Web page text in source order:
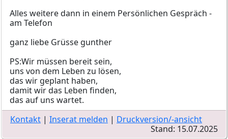
Alles weitere dann in einem Persönlichen Gespräch -
am Telefon
ganz liebe Grüsse gunther
PS:Wir müssen bereit sein,
uns von dem Leben zu lösen,
das wir geplant haben,
damit wir das Leben finden,
das auf uns wartet.
Kontakt | Inserat melden | Druckversion/-ansicht
Stand: 15.07.2025